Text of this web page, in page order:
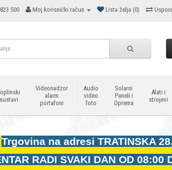
500 Moj korisnički račun Lista želja (0)
sustavi
Videonadzor
alarm
portafoni
Audio
video
foto
Solarni
Paneli i
Oprema
Alati i
strojevi
Trgovina na adresi TRATINSKA
RADI SVAKI DAN OD 08:00